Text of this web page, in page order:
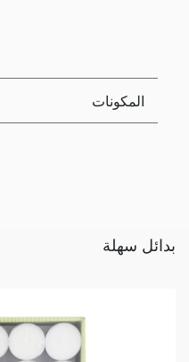
المكونات
بدائل سهلة